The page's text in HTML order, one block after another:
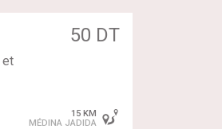
50 DT
et
15 KM
MÉDINA JADIDA